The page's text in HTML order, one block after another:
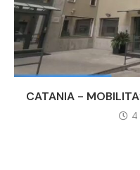
CATANIA -
4